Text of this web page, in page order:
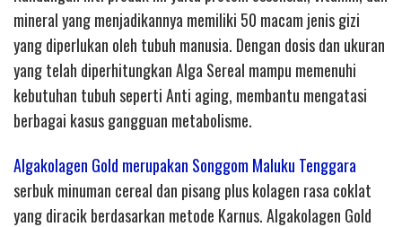
mineral yang menjadikannya memiliki 50 macam jenis gizi
yang diperlukan oleh tubuh manusia. Dengan dosis dan ukuran
yang telah diperhitungkan Alga Sereal mampu memenuhi
kebutuhan tubuh seperti Anti aging, membantu mengatasi
berbagai kasus gangguan metabolisme.
Algakolagen Gold merupakan Songgom Maluku Tenggara
serbuk minuman cereal dan pisang plus kolagen rasa coklat
yang diracik berdasarkan metode Karnus. Algakolagen Gold